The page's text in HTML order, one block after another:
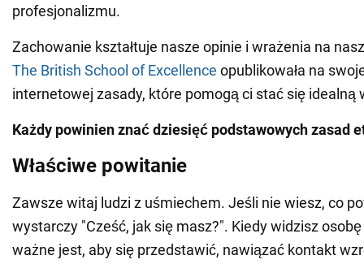
profesjonalizmu.
Zachowanie kształtuje nasze opinie i wrażenia na
The British School of Excellence opublikowała na
internetowej zasady, które pomogą ci stać się idealną
Każdy powinien znać dziesięć podstawowych zasad
Właściwe powitanie
Zawsze witaj ludzi z uśmiechem. Jeśli nie wiesz, co
wystarczy "Cześć, jak się masz?". Kiedy widzisz
ważne jest, aby się przedstawić, nawiązać kontakt